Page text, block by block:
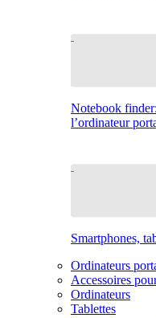
Notebook
l’ordinateur
Smartphones,
Ordinateurs
Accessoires
Ordinateurs
Tablettes